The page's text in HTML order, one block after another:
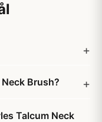
Brush?
Talcum Neck